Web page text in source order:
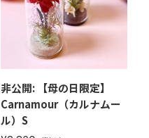
非公開: 【母の日限定】
Carnamour（カルナムー
ル）S